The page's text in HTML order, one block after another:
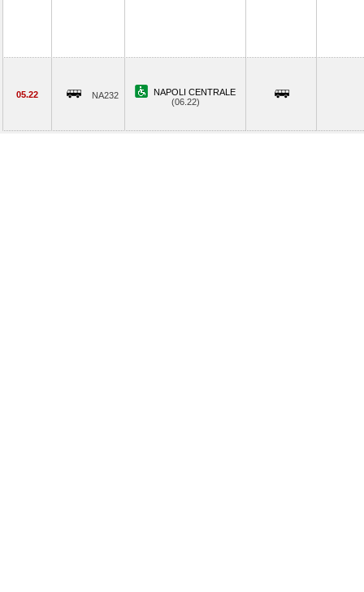
05.22 NA232
NAPOLI CENTRALE
(06.22)